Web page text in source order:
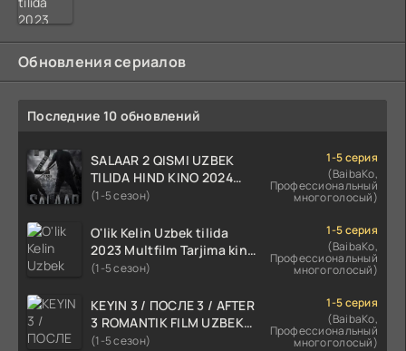
Обновления сериалов
Последние 10 обновлений
SALAAR 2 QISMI UZBEK
TILIDA HIND KINO 2024
TARJIMA 720p HD Skachat
(1-5 сезон)
1-5 серия
(BaibaKo,
Профессиональный
многоголосый)
O'lik Kelin Uzbek tilida
2023 Multfilm Tarjima kino
skachat
(1-5 сезон)
1-5 серия
(BaibaKo,
Профессиональный
многоголосый)
KEYIN 3 / ПОСЛЕ 3 / AFTER
3 ROMANTIK FILM UZBEK
TILIDA 2021 TARJIMA FILM
(1-5 сезон)
1-5 серия
(BaibaKo,
Профессиональный
многоголосый)